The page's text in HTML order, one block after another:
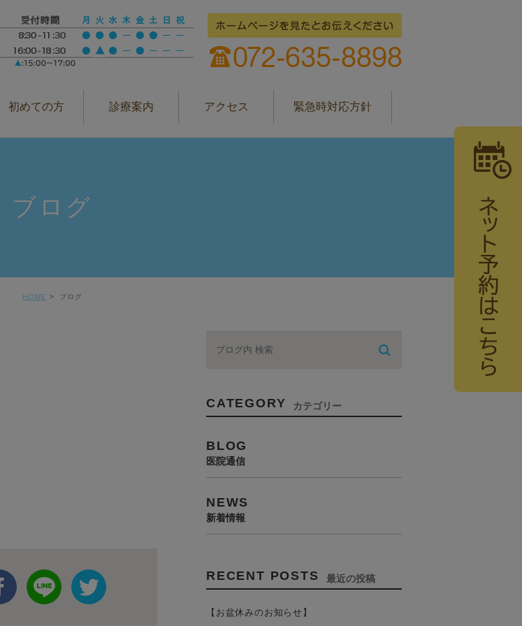
初めての方 診療案内 アクセス 緊急時対応方針
ブログ
HOME ブログ
CATEGORY カテゴリー
BLOG
医院通信
NEWS
新着情報
RECENT POSTS 最近の投稿
【お盆休みのお知らせ】